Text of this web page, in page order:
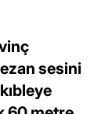
sesini